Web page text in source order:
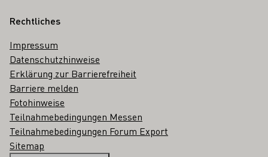
Rechtliches
Impressum
Datenschutzhinweise
Erklärung zur Barrierefreiheit
Barriere melden
Fotohinweise
Teilnahmebedingungen Messen
Teilnahmebedingungen Forum Export
Sitemap